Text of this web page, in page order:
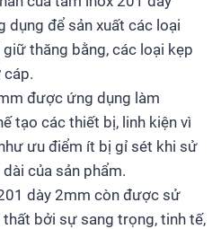
để sản xuất các loại
giữ thăng bằng, các loại kẹp
cáp.
được ứng dụng làm
tạo các thiết bị, linh kiện vì
ưu điểm ít bị gỉ sét khi sử
của sản phẩm.
dày 2mm còn được sử
bởi sự sang trọng, tinh tế,